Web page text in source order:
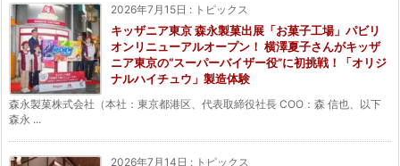
2026年7月15日 : トピックス
キッザニア東京 森永製菓出展「お菓子工場」パビリ
オンリニューアルオープン！ 横澤夏子さんがキッザ
ニア東京の“スーパーバイザー役”に初挑戦！「オリジ
ナルハイチュウ」製造体験
森永製菓株式会社（本社：東京都港区、代表取締役社長 COO：森 信也、以下
森永 ...
2026年7月14日 : トピックス